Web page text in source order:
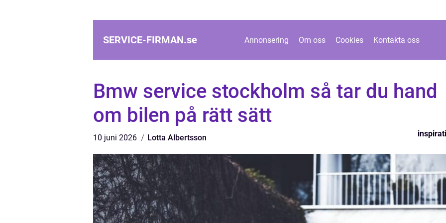
SERVICE-FIRMAN.se Annonsering Om oss Cookies Kontakta oss
Bmw service stockholm så tar du hand
om bilen på rätt sätt
10 juni 2026 Lotta Albertsson